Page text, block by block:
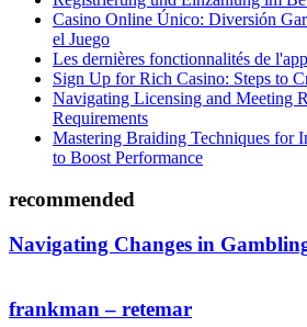
Casino Online Único: Diversión
el Juego
Les dernières fonctionnalités de
Sign Up for Rich Casino: Steps to
Navigating Licensing and Meeting
Requirements
Mastering Braiding Techniques for
to Boost Performance
recommended
Navigating Changes in
frankman – retemar